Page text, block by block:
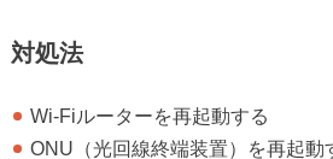
対処法
Wi-Fiルーターを再起動する
ONU（光回線終端装置）を再起動